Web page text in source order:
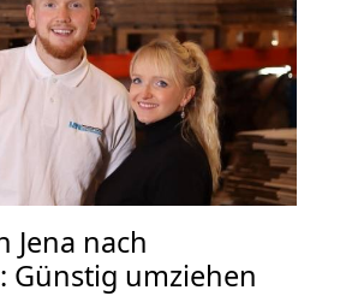
Jena nach
Günstig umziehen